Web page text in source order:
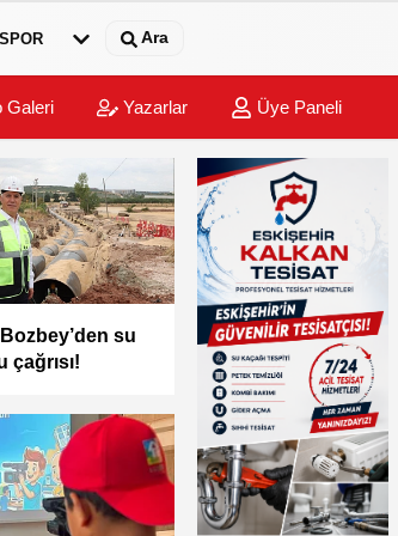
SPOR Ara
Galeri Yazarlar Üye Paneli
su
çağrısı!